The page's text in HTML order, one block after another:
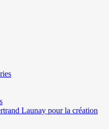
Launay pour la création